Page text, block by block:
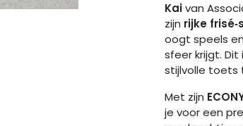
Kaivan
zijn rijke
oogt speels
sfeer krijgt.
stijlvolle toets
Met zijn
je voor een